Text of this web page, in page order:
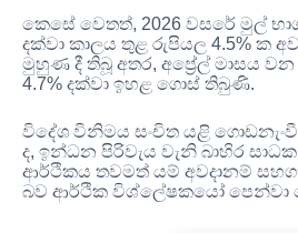
කෙසේ වෙතත්, 2026 වසරේ මුල්
දක්වා කාලය තුළ රුපියල 4.5% ක
මුහුණ දී තිබූ අතර, අප්‍රේල් මාසය
4.7% දක්වා ඉහළ ගොස් තිබුණි.
විදේශ විනිමය සංචිත යළි
ද, ඉන්ධන පිරිවැය වැනි බාහිර
ආර්ථිකය තවමත් යම් අවදානම්
බව ආර්ථික විශ්ලේෂකයෝ පෙන්වා